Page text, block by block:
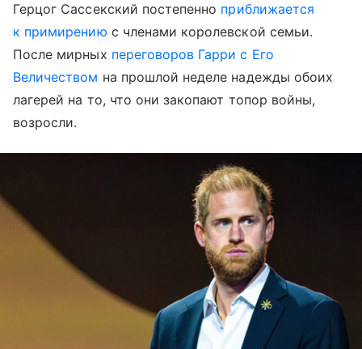
Герцог Сассекский постепенно приближается
к примирению с членами королевской семьи.
После мирных переговоров Гарри с Его
Величеством на прошлой неделе надежды обоих
лагерей на то, что они закопают топор войны,
возросли.